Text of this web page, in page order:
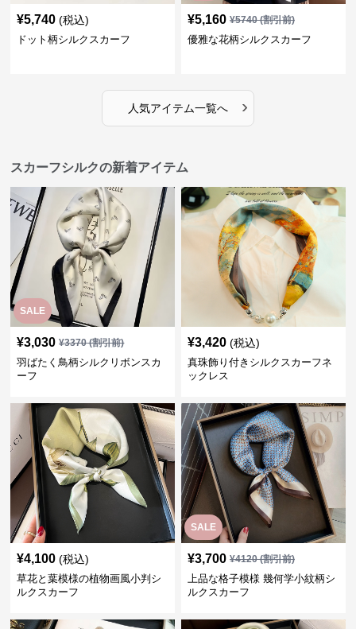
¥5,740 (税込)
ドット柄シルクスカーフ
¥5,160 ¥5740(割引前)
優雅な花柄シルクスカーフ
人気アイテム一覧へ ›
スカーフシルクの新着アイテム
SALE
¥3,030 ¥3370(割引前)
羽ばたく鳥柄シルクリボンスカ
ーフ
¥3,420 (税込)
真珠飾り付きシルクスカーフネ
ックレス
¥4,100 (税込)
草花と葉模様の植物画風小判シ
ルクスカーフ
SALE
¥3,700 ¥4120(割引前)
上品な格子模様 幾何学小紋柄シ
ルクスカーフ